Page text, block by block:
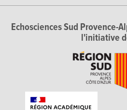
Echosciences Sud Provence-
l'initiative